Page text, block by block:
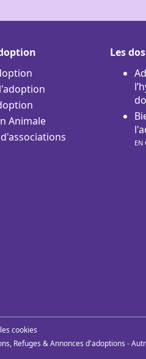
Animale
Les
EN
cookies
Refuges & Annonces d'adoptions -